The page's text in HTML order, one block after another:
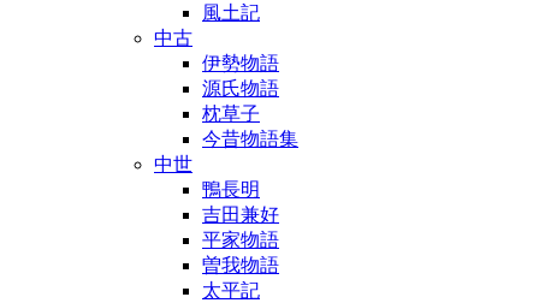
風土記
中古
伊勢物語
源氏物語
枕草子
今昔物語集
中世
鴨長明
吉田兼好
平家物語
曽我物語
太平記